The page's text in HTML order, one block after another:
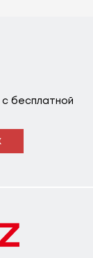
бесплатной